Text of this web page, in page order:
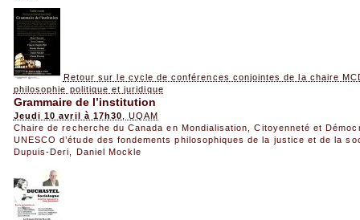
Retour sur le cycle de conférences conjointes de la chaire
philosophie politique et juridique
Grammaire de l’institution
Jeudi 10 avril à 17h30, UQAM
Chaire de recherche du Canada en Mondialisation, Citoyenneté et
UNESCO d’étude des fondements philosophiques de la justice et de la
Dupuis-Deri, Daniel Mockle